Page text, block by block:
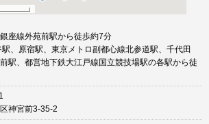
座線外苑前駅から徒歩約7分
、原宿駅、東京メトロ副都心線北参道駅、千代田
駅、都営地下鉄大江戸線国立競技場駅の各駅から徒
神宮前3-35-2